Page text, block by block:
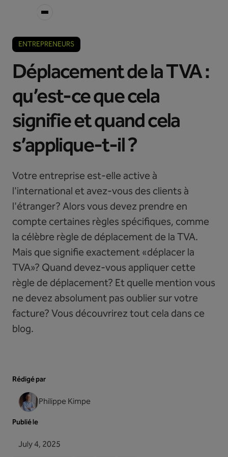
ENTREPRENEURS
Déplacement de la TVA :
qu’est-ce que cela
signifie et quand cela
s’applique-t-il ?
Votre entreprise est-elle active à
l'international et avez-vous des clients à
l'étranger? Alors vous devez prendre en
compte certaines règles spécifiques, comme
la célèbre règle de déplacement de la TVA.
Mais que signifie exactement «déplacer la
TVA»? Quand devez-vous appliquer cette
règle de déplacement? Et quelle mention vous
ne devez absolument pas oublier sur votre
facture? Vous découvrirez tout cela dans ce
blog.
Rédigé par
Philippe Kimpe
Publié le
July 4, 2025